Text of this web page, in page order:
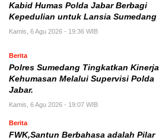
Kabid Humas Polda Jabar Berbagi
Kepedulian untuk Lansia Sumedang
Kamis, 6 Agu 2026 - 19:36 WIB
Berita
Polres Sumedang Tingkatkan Kinerja
Kehumasan Melalui Supervisi Polda
Jabar.
Kamis, 6 Agu 2026 - 19:07 WIB
Berita
FWK,Santun Berbahasa adalah Pilar